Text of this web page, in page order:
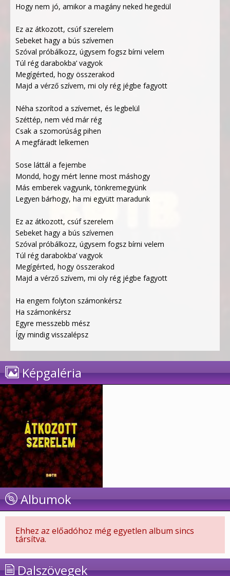
Hogy nem jó, amikor a magány neked hegedül
Ez az átkozott, csúf szerelem
Sebeket hagy a bús szívemen
Szóval próbálkozz, úgysem fogsz bírni velem
Túl rég darabokba’ vagyok
Megígérted, hogy összerakod
Majd a vérző szívem, mi oly rég jégbe fagyott
Néha szorítod a szívemet, és legbelül
Széttép, nem véd már rég
Csak a szomorúság pihen
A megfáradt lelkemen
Sose láttál a fejembe
Mondd, hogy mért lenne most máshogy
Más emberek vagyunk, tönkremegyünk
Legyen bárhogy, ha mi együtt maradunk
Ez az átkozott, csúf szerelem
Sebeket hagy a bús szívemen
Szóval próbálkozz, úgysem fogsz bírni velem
Túl rég darabokba’ vagyok
Megígérted, hogy összerakod
Majd a vérző szívem, mi oly rég jégbe fagyott
Ha engem folyton számonkérsz
Ha számonkérsz
Egyre messzebb mész
Így mindig visszalépsz
Képgaléria
Albumok
Ehhez az előadóhoz még egyetlen album sincs
társítva.
Dalszövegek